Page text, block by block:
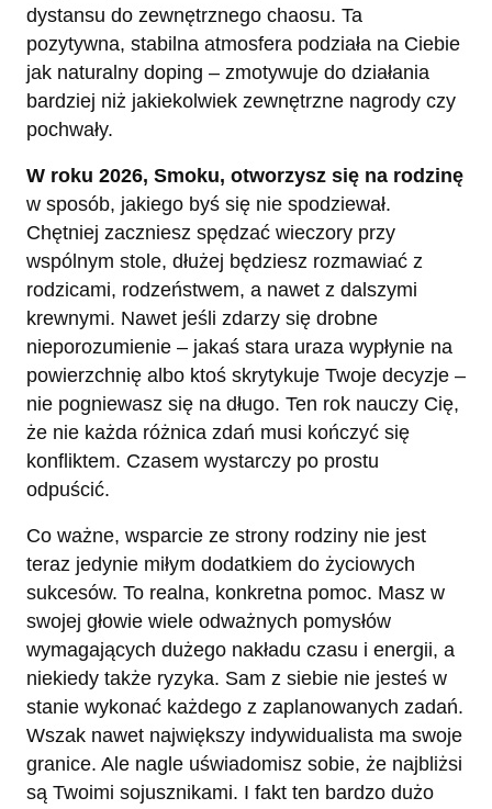
dystansu do zewnętrznego chaosu. Ta
pozytywna, stabilna atmosfera podziała na Ciebie
jak naturalny doping – zmotywuje do działania
bardziej niż jakiekolwiek zewnętrzne nagrody czy
pochwały.
W roku 2026, Smoku, otworzysz się na rodzinę
w sposób, jakiego byś się nie spodziewał.
Chętniej zaczniesz spędzać wieczory przy
wspólnym stole, dłużej będziesz rozmawiać z
rodzicami, rodzeństwem, a nawet z dalszymi
krewnymi. Nawet jeśli zdarzy się drobne
nieporozumienie – jakaś stara uraza wypłynie na
powierzchnię albo ktoś skrytykuje Twoje decyzje –
nie pogniewasz się na długo. Ten rok nauczy Cię,
że nie każda różnica zdań musi kończyć się
konfliktem. Czasem wystarczy po prostu
odpuścić.
Co ważne, wsparcie ze strony rodziny nie jest
teraz jedynie miłym dodatkiem do życiowych
sukcesów. To realna, konkretna pomoc. Masz w
swojej głowie wiele odważnych pomysłów
wymagających dużego nakładu czasu i energii, a
niekiedy także ryzyka. Sam z siebie nie jesteś w
stanie wykonać każdego z zaplanowanych zadań.
Wszak nawet największy indywidualista ma swoje
granice. Ale nagle uświadomisz sobie, że najbliżsi
są Twoimi sojusznikami. I fakt ten bardzo dużo